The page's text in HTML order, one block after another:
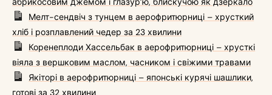
Мелт-сендвіч з тунцем в аерофритюрниці – хрусткий
хліб і розплавлений чедер за 23 хвилини
Коренеплоди Хассельбак в аерофритюрниці – хрусткі
віяла з вершковим маслом, часником і свіжими травами
Якіторі в аерофритюрниці – японські курячі шашлики,
готові за 32 хвилини